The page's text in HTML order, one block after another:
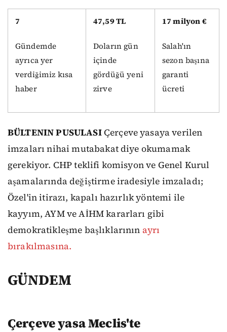
7
Gündemde
ayrıca yer
verdiğimiz kısa
haber
47,59 TL
Doların gün
içinde
gördüğü yeni
zirve
17 milyon €
Salah'ın
sezon başına
garanti
ücreti
BÜLTENIN PUSULASIÇerçeve yasaya verilen
imzaları nihai mutabakat diye okumamak
gerekiyor. CHP teklifi komisyon ve Genel Kurul
aşamalarında değiştirme iradesiyle imzaladı;
Özel'in itirazı, kapalı hazırlık yöntemi ile
kayyım, AYM ve AİHM kararları gibi
demokratikleşme başlıklarının ayrı
bırakılmasına.
GÜNDEM
Çerçeve yasa Meclis'te